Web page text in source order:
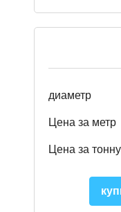
диаметр
Цена за метр
Цена за тонну